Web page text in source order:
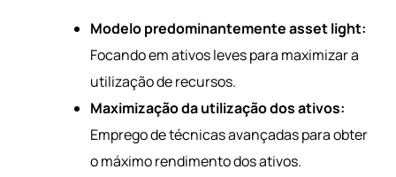
Modelo predominantemente asset light:
Focando em ativos leves para maximizar a
utilização de recursos.
Maximização da utilização dos ativos:
Emprego de técnicas avançadas para obter
o máximo rendimento dos ativos.